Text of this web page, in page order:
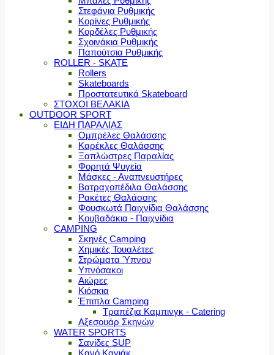
Στεφάνια Ρυθμικής
Κορίνες Ρυθμικής
Κορδέλες Ρυθμικής
Σχοινάκια Ρυθμικής
Παπούτσια Ρυθμικής
ROLLER - SKATE
Rollers
Skateboards
Προστατευτικά Skateboard
ΣΤΟΧΟΙ ΒΕΛΑΚΙΑ
OUTDOOR SPORT
ΕΙΔΗ ΠΑΡΑΛΙΑΣ
Ομπρέλες Θαλάσσης
Καρέκλες Θαλάσσης
Ξαπλώστρες Παραλίας
Φορητά Ψυγεία
Μάσκες - Αναπνευστήρες
Βατραχοπέδιλα Θαλάσσης
Ρακέτες Θαλάσσης
Φουσκωτά Παιχνίδια Θαλάσσης
Κουβαδάκια - Παιχνίδια
CAMPING
Σκηνές Camping
Χημικές Τουαλέτες
Στρώματα Ύπνου
Υπνόσακοι
Αιώρες
Κιόσκια
Έπιπλα Camping
Τραπέζια Καμπινγκ - Catering
Αξεσουάρ Σκηνών
WATER SPORTS
Σανίδες SUP